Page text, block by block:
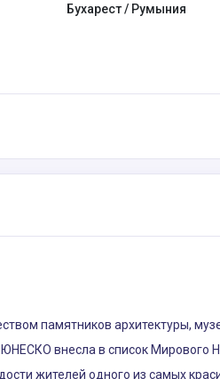
Бухарест / Румыния
памятников архитектуры,
внесла в список Мирового
жителей одного из самых